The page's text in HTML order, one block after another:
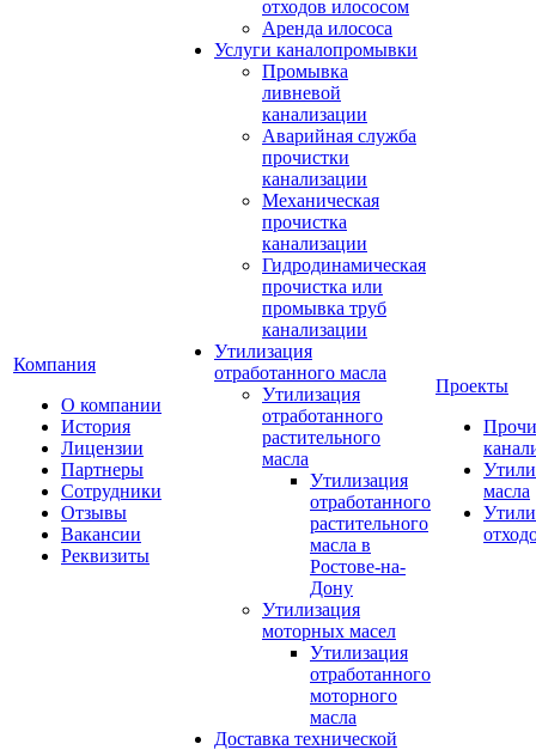
Компания
О компании
История
Лицензии
Партнеры
Сотрудники
Отзывы
Вакансии
Реквизиты
отходов илососом
Аренда илососа
Услуги каналопромывки
Промывка
ливневой
канализации
Аварийная служба
прочистки
канализации
Механическая
прочистка
канализации
Гидродинамическая
прочистка или
промывка труб
канализации
Утилизация
отработанного масла
Утилизация
отработанного
растительного
масла
Утилизация
отработанного
растительного
масла в
Ростове-на-
Дону
Утилизация
моторных масел
Утилизация
отработанного
моторного
масла
Доставка технической
Проекты
масла